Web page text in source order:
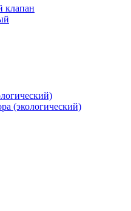
клапан
(экологический)